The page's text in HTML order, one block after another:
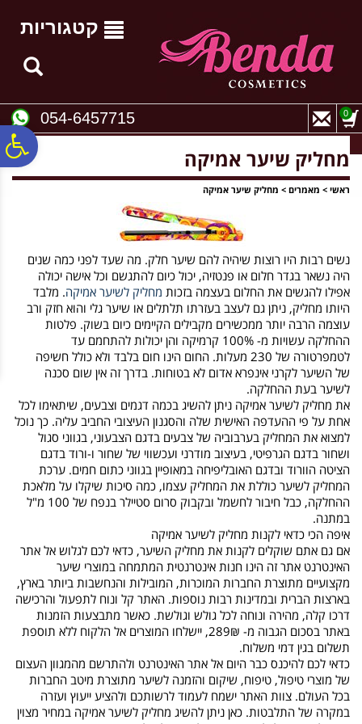
נגישות
קטגוריות
054-6457715 0
מחליק שיער אמיקה
ראשי > מאמרים > מחליק שיער אמיקה
נשים רבות היו רוצות שיהיה להם שיער חלק. מה שעד לפני כמה שנים
היה נשאר בגדר חלום או פנטזיה, יכול כיום להתגשם וכל אישה יכולה
אפילו להגשים את החלום בעצמה בזכות מחליק לשיער אמיקה. מלבד
היותו מחליק, ניתן גם לעצב בעזרתו תלתלים או שיער גלי והוא חזק ורב
עוצמה הרבה יותר ממכשירים מקבילים הקיימים כיום בשוק. פלטות
ההחלקה עשויות מ- 100% קרמיקה והן יכולות להתחמם עד
לטמפרטורה של 230 מעלות. החום הינו חום בלבד ולא כולל חשיפה
של השיער לקרני אינפרא אדום לא בטוחות. בדרך זה אין שום סכנה
לשיער בעת ההחלקה.
את מחליק לשיער אמיקה ניתן להשיג בכמה דגמים וצבעים, שיתאימו לכל
אחת על פי ההעדפה האישית שלה והסגנון העיצובי החביב עליה. כך נוכל
למצוא את המחליק בערבוביה של צבעים בדגם הצבעוני, בגווני סגול
ושחור בדגם הגרפיטי, בעיצוב מודרני ועכשווי של שחור ו-ורוד בדגם
הציטה הוורוד ובדגם האובליפיחה במאופיין בגווני כתום חמים. ערכת
המחליק לשיער כוללת את המחליק עצמו, כמה סיכות שיקלו על מלאכת
ההחלקה, כבל חיבור לחשמל ובקבוק סרום סטיילר בנפח של 100 מ"ל
במתנה.
איפה הכי כדאי לקנות מחליק לשיער אמיקה
אם גם אתם שוקלים לקנות את מחליק השיער, כדאי לכם לגלוש אל אתר
האינטרנט אתר זה הינו חנות אינטרנטית המתמחה במוצרי שיער
מקצועיים מתוצרת החברות המוכרות, המובילות והנחשבות ביותר בארץ,
בארצות הברית ובמדינות רבות נוספות. האתר קל ונוח לתפעול והרכישה
דרכו קלה, מהירה ונוחה לכל גולש וגולשת. כאשר מתבצעות הזמנות
באתר בסכום הגבוה מ- 289₪, יישלחו המוצרים אל הלקוח ללא תוספת
תשלום בגין דמי משלוח.
כדאי לכם להיכנס כבר היום אל אתר האינטרנט ולהתרשם מהמגוון העצום
של מוצרי טיפול, טיפוח, שיקום והזמנה לשיער מתוצרת מיטב החברות
בכל העולם. צוות האתר ישמח לעמוד לרשותכם ולהציע ייעוץ ועזרה
במקרה של התלבטות. כאן ניתן להשיג מחליק לשיער אמיקה במחיר מצוין